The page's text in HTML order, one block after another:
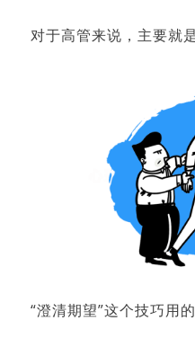
对于高管来说，主要就
“澄清期望”这个技巧用